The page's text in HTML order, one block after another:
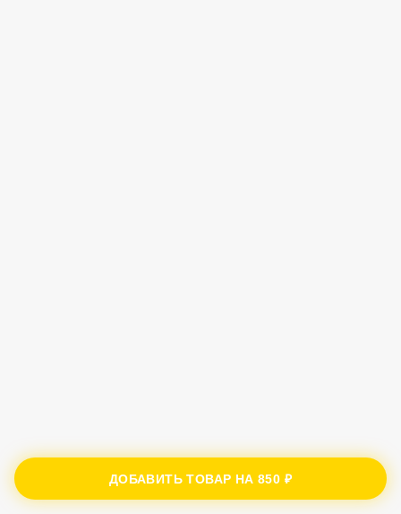
ДОБАВИТЬ ТОВАР НА850 ₽